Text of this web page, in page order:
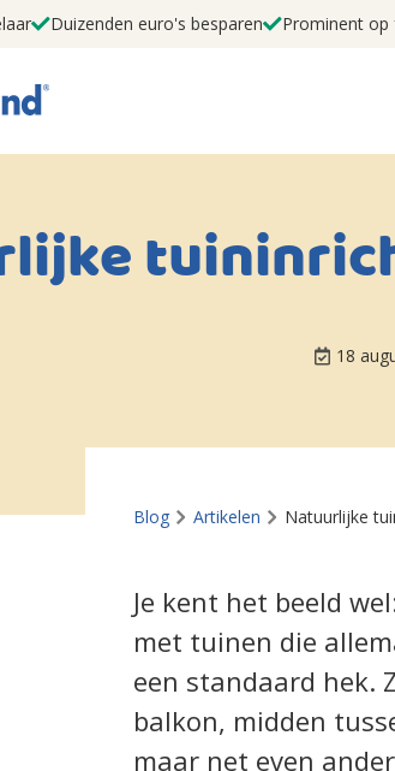
Duizenden euro's besparen Prominent op
18
Blog Artikelen Natuurlijke
Je kent het beeld
met tuinen die
een standaard hek.
balkon, midden
maar net even